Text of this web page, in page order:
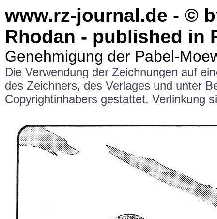
www.rz-journal.de - © b
Rhodan - published in
Genehmigung der Pabel-
Die Verwendung der Zeichnungen auf
des Zeichners, des Verlages und unter
Copyrightinhabers gestattet. Verlinkung